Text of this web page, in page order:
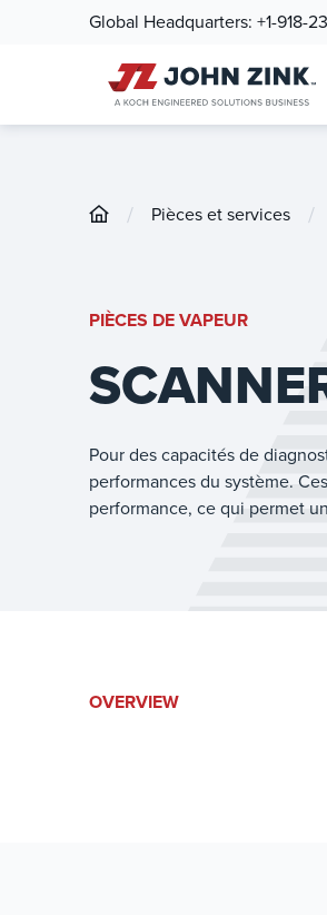
Global Headquarters: +1-918-
/ Pièces et services /
PIÈCES DE VAPEUR
Pour des capacités de
performances du système.
performance, ce qui permet
OVERVIEW